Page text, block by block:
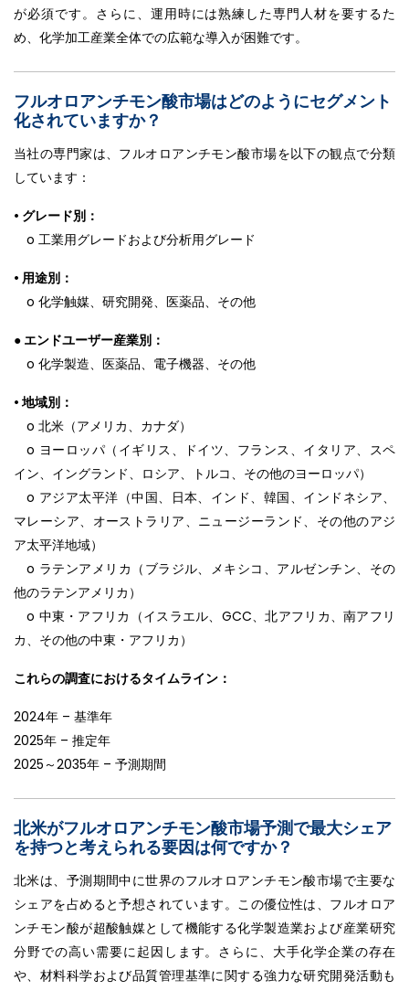
が必須です。さらに、運用時には熟練した専門人材を要するた
め、化学加工産業全体での広範な導入が困難です。
フルオロアンチモン酸市場はどのようにセグメント
化されていますか？
当社の専門家は、フルオロアンチモン酸市場を以下の観点で分類
しています：
• グレード別：
o 工業用グレードおよび分析用グレード
• 用途別：
o 化学触媒、研究開発、医薬品、その他
● エンドユーザー産業別：
o 化学製造、医薬品、電子機器、その他
• 地域別：
o 北米（アメリカ、カナダ）
o ヨーロッパ（イギリス、ドイツ、フランス、イタリア、スペ
イン、イングランド、ロシア、トルコ、その他のヨーロッパ）
o アジア太平洋（中国、日本、インド、韓国、インドネシア、
マレーシア、オーストラリア、ニュージーランド、その他のアジ
ア太平洋地域）
o ラテンアメリカ（ブラジル、メキシコ、アルゼンチン、その
他のラテンアメリカ）
o 中東・アフリカ（イスラエル、GCC、北アフリカ、南アフリ
カ、その他の中東・アフリカ）
これらの調査におけるタイムライン：
2024年 – 基準年
2025年 – 推定年
2025～2035年 – 予測期間
北米がフルオロアンチモン酸市場予測で最大シェア
を持つと考えられる要因は何ですか？
北米は、予測期間中に世界のフルオロアンチモン酸市場で主要な
シェアを占めると予想されています。この優位性は、フルオロア
ンチモン酸が超酸触媒として機能する化学製造業および産業研究
分野での高い需要に起因します。さらに、大手化学企業の存在
や、材料科学および品質管理基準に関する強力な研究開発活動も